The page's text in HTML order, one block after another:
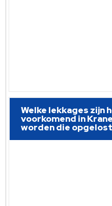
Welke lekkages zijn
voorkomend in
worden die